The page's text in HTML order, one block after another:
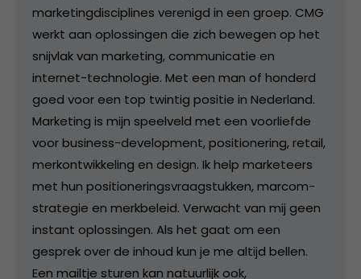
marketingdisciplines verenigd in een groep. CMG
werkt aan oplossingen die zich bewegen op het
snijvlak van marketing, communicatie en
internet-technologie. Met een man of honderd
goed voor een top twintig positie in Nederland.
Marketing is mijn speelveld met een voorliefde
voor business-development, positionering, retail,
merkontwikkeling en design. Ik help marketeers
met hun positioneringsvraagstukken, marcom-
strategie en merkbeleid. Verwacht van mij geen
instant oplossingen. Als het gaat om een
gesprek over de inhoud kun je me altijd bellen.
Een mailtje sturen kan natuurlijk ook,